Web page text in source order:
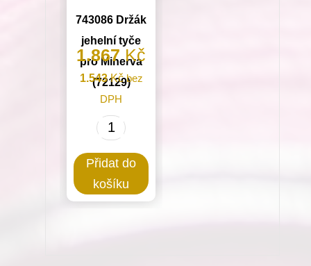
743086 Držák
jehelní tyče
pro Minerva
(72129)
1.867Kč
1.543Kčbez
DPH
743086
jehelní
tyče
Přidat do
košíku